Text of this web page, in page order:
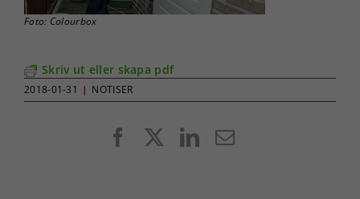
Foto: Colourbox
Skriv ut eller skapa pdf
2018-01-31 | NOTISER
FacebookLinkedIn
E-